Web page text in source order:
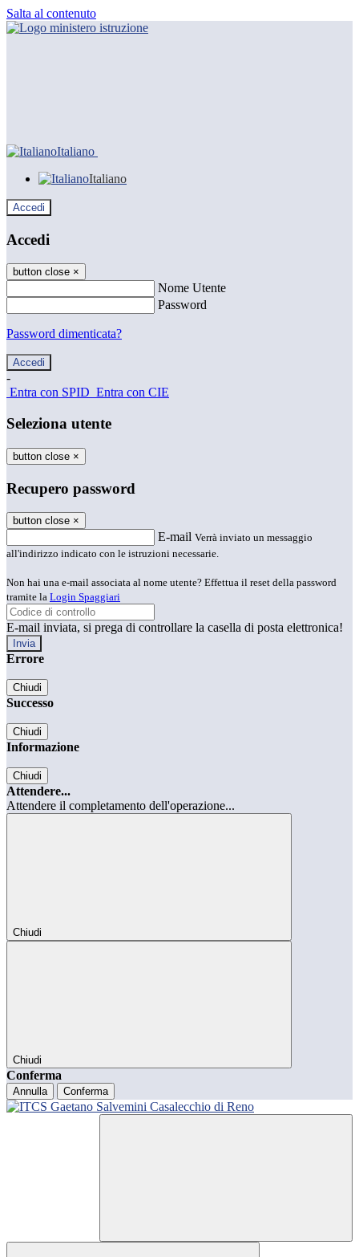
Salta al contenuto
Italiano
Italiano
Accedi
Accedi
button close ×
Nome Utente
Password
Password dimenticata?
-
Entra con SPID Entra con CIE
Seleziona utente
button close ×
Recupero password
button close ×
E-mail Verrà inviato un messaggio
all'indirizzo indicato con le istruzioni necessarie.
Non hai una e-mail associata al nome utente? Effettua il reset della password
tramite la Login Spaggiari
E-mail inviata, si prega di controllare la casella di posta elettronica!
Errore
Chiudi
Successo
Chiudi
Informazione
Chiudi
Attendere...
Attendere il completamento dell'operazione...
Chiudi
Chiudi
Conferma
Annulla Conferma